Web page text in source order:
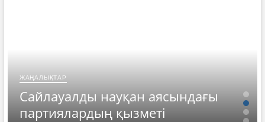
ЖАҢАЛЫҚТАР
Сайлауалды науқан аясындағы
партиялардың қызметі